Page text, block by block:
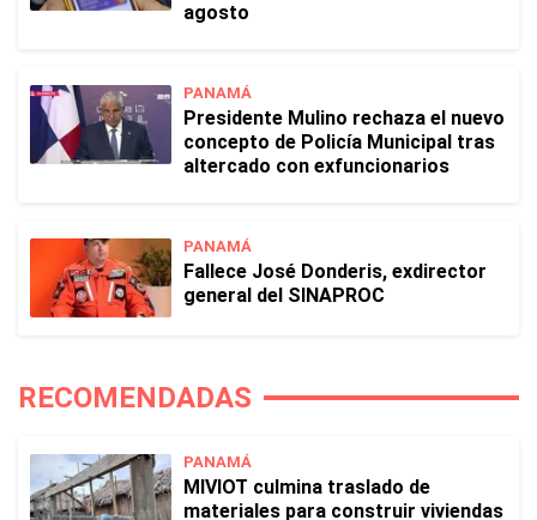
agosto
PANAMÁ
Presidente Mulino rechaza el nuevo
concepto de Policía Municipal tras
altercado con exfuncionarios
PANAMÁ
Fallece José Donderis, exdirector
general del SINAPROC
RECOMENDADAS
PANAMÁ
MIVIOT culmina traslado de
materiales para construir viviendas